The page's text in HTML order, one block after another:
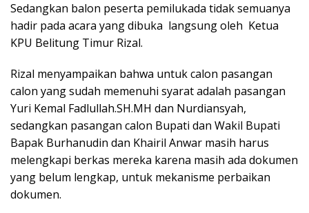
Sedangkan balon peserta pemilukada tidak semuanya
hadir pada acara yang dibuka langsung oleh Ketua
KPU Belitung Timur Rizal.
Rizal menyampaikan bahwa untuk calon pasangan
calon yang sudah memenuhi syarat adalah pasangan
Yuri Kemal Fadlullah.SH.MH dan Nurdiansyah,
sedangkan pasangan calon Bupati dan Wakil Bupati
Bapak Burhanudin dan Khairil Anwar masih harus
melengkapi berkas mereka karena masih ada dokumen
yang belum lengkap, untuk mekanisme perbaikan
dokumen.